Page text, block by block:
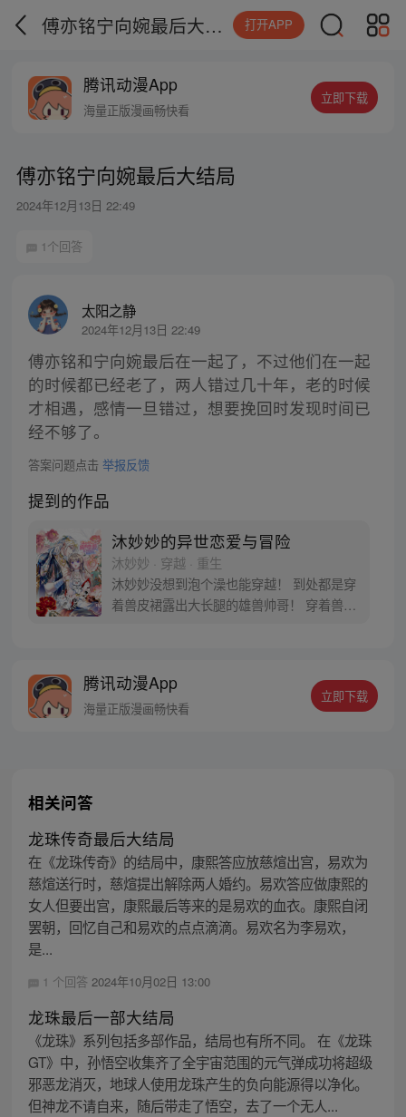
傅亦铭宁向婉最后大结局 打开APP
腾讯动漫App
海量正版漫画畅快看
立即下载
傅亦铭宁向婉最后大结局
2024年12月13日 22:49
1个回答
太阳之静
2024年12月13日 22:49
傅亦铭和宁向婉最后在一起了，不过他们在一起
的时候都已经老了，两人错过几十年，老的时候
才相遇，感情一旦错过，想要挽回时发现时间已
经不够了。
答案问题点击 举报反馈
提到的作品
沐妙妙的异世恋爱与冒险
沐妙妙 · 穿越 · 重生
沐妙妙没想到泡个澡也能穿越！ 到处都是穿
着兽皮裙露出大长腿的雄兽帅哥！ 穿着兽皮
知识！ 好好学习，天天向上！ 穿越兽世，甜
宠来袭！【每周五六日更新】
腾讯动漫App
海量正版漫画畅快看
立即下载
相关问答
龙珠传奇最后大结局
在《龙珠传奇》的结局中，康熙答应放慈煊出宫，易欢为
慈煊送行时，慈煊提出解除两人婚约。易欢答应做康熙的
女人但要出宫，康熙最后等来的是易欢的血衣。康熙自闭
罢朝，回忆自己和易欢的点点滴滴。易欢名为李易欢，
是...
1 个回答 2024年10月02日 13:00
龙珠最后一部大结局
《龙珠》系列包括多部作品，结局也有所不同。 在《龙珠
GT》中，孙悟空收集齐了全宇宙范围的元气弹成功将超级
邪恶龙消灭，地球人使用龙珠产生的负向能源得以净化。
但神龙不请自来，随后带走了悟空，去了一个无人...